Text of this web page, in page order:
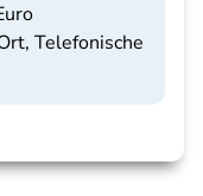
Telefonische